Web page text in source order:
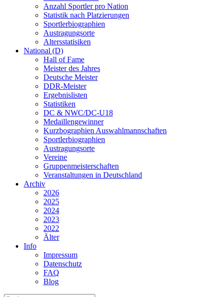
Anzahl Sportler pro Nation
Statistik nach Platzierungen
Sportlerbiographien
Austragungsorte
Altersstatisiken
National (D)
Hall of Fame
Meister des Jahres
Deutsche Meister
DDR-Meister
Ergebnislisten
Statistiken
DC & NWC/DC-U18
Medaillengewinner
Kurzbographien Auswahlmannschaften
Sportlerbiographien
Austragungsorte
Vereine
Gruppenmeisterschaften
Veranstaltungen in Deutschland
Archiv
2026
2025
2024
2023
2022
Älter
Info
Impressum
Datenschutz
FAQ
Blog